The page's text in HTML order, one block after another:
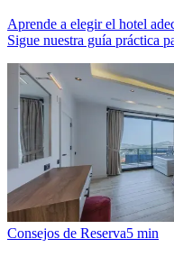
Aprende a elegir el hotel
Sigue nuestra guía práctica
Consejos de Reserva5 min